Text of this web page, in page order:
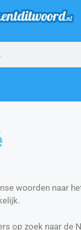
woorden naar
op zoek naar de